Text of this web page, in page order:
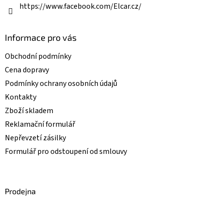
v
https://www.facebook.com/Elcar.cz/
Informace pro vás
Obchodní podmínky
Cena dopravy
Podmínky ochrany osobních údajů
Kontakty
Zboží skladem
Reklamační formulář
Nepřevzetí zásilky
Formulář pro odstoupení od smlouvy
Prodejna